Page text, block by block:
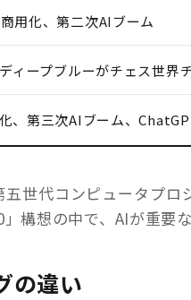
用化、第二次AIブーム
ィープブルーがチェス世界
、第三次AIブーム、
世代コンピュータプ
想の中で、AIが重要な
の違い